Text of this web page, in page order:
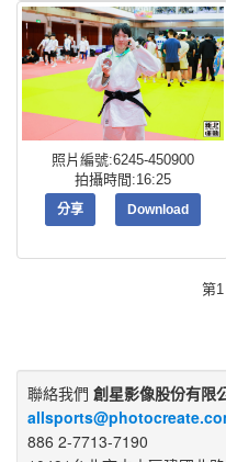
照片編號:6245-450900
拍攝時間:16:25
分享 Download
第1
聯絡我們 創星影像股份有限
886 2-7713-7190